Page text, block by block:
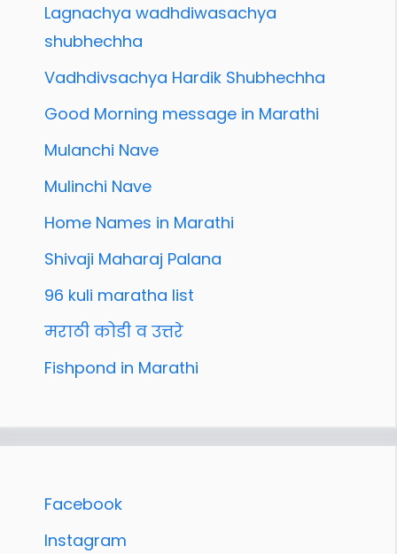
Lagnachya wadhdiwasachya
shubhechha
Vadhdivsachya Hardik Shubhechha
Good Morning message in Marathi
Mulanchi Nave
Mulinchi Nave
Home Names in Marathi
Shivaji Maharaj Palana
96 kuli maratha list
मराठी कोडी व उत्तरे
Fishpond in Marathi
Facebook
Instagram